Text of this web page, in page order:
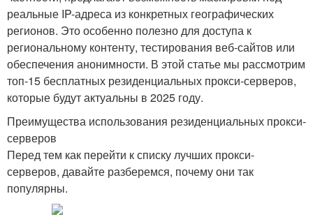
реальные IP-адреса из конкретных географических
регионов. Это особенно полезно для доступа к
региональному контенту, тестирования веб-сайтов или
обеспечения анонимности. В этой статье мы рассмотрим
топ-15 бесплатных резиденциальных прокси-серверов,
которые будут актуальны в 2025 году.
Преимущества использования резиденциальных прокси-
серверов
Перед тем как перейти к списку лучших прокси-
серверов, давайте разберемся, почему они так
популярны.